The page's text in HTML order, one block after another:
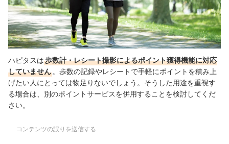
ハピタスは歩数計・レシート撮影によるポイント獲得機能に対応
していません 。歩数の記録やレシートで手軽にポイントを積み上
げたい人にとっては物足りないでしょう。そうした用途を重視す
る場合は、別のポイントサービスを併用することを検討してくだ
さい。
コンテンツの誤りを送信する